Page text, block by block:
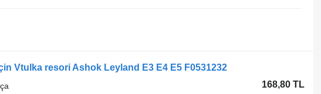
Vtulka resori Ashok Leyland E3 E4 E5 F0531232
168,80 TL